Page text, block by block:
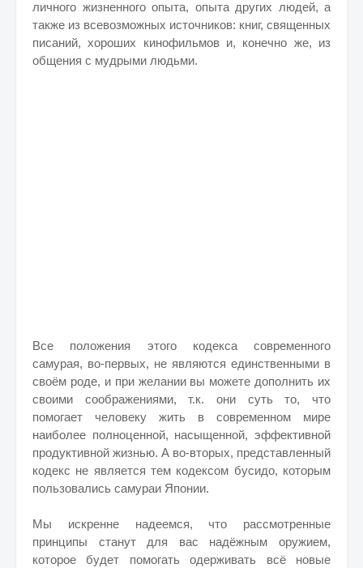
личного жизненного опыта, опыта других людей, а
также из всевозможных источников: книг, священных
писаний, хороших кинофильмов и, конечно же, из
общения с мудрыми людьми.
Все положения этого кодекса современного
самурая, во-первых, не являются единственными в
своём роде, и при желании вы можете дополнить их
своими соображениями, т.к. они суть то, что
помогает человеку жить в современном мире
наиболее полноценной, насыщенной, эффективной
продуктивной жизнью. А во-вторых, представленный
кодекс не является тем кодексом бусидо, которым
пользовались самураи Японии.
Мы искренне надеемся, что рассмотренные
принципы станут для вас надёжным оружием,
которое будет помогать одерживать всё новые